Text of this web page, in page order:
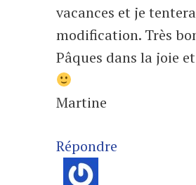
vacances et je
modification. Très
Pâques dans la joie
Martine
Répondre